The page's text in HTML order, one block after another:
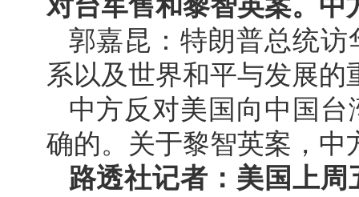
对台军售和黎智英案。中
郭嘉昆：特朗普总统
系以及世界和平与发展
中方反对美国向中国
确的。关于黎智英案，中
路透社记者：美国上